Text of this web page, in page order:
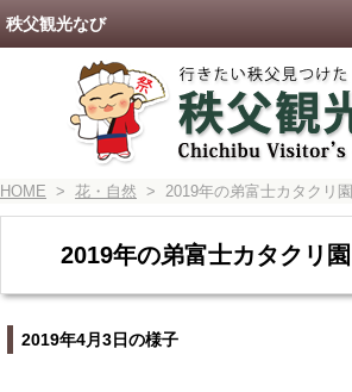
HOME > 花・自然 > 2019年の弟富士カタクリ園
2019年の弟富士カタクリ園
2019年4月3日の様子
秩父観光なび